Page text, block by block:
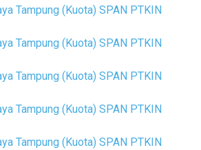
Tampung (Kuota) SPAN PTKIN
Tampung (Kuota) SPAN PTKIN
Tampung (Kuota) SPAN PTKIN
Tampung (Kuota) SPAN PTKIN
Tampung (Kuota) SPAN PTKIN